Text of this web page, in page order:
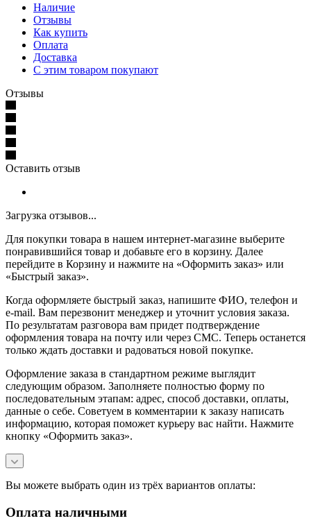
Наличие
Отзывы
Как купить
Оплата
Доставка
С этим товаром покупают
Отзывы
Оставить отзыв
Загрузка отзывов...
Для покупки товара в нашем интернет-магазине выберите
понравившийся товар и добавьте его в корзину. Далее
перейдите в Корзину и нажмите на «Оформить заказ» или
«Быстрый заказ».
Когда оформляете быстрый заказ, напишите ФИО, телефон и
e-mail. Вам перезвонит менеджер и уточнит условия заказа.
По результатам разговора вам придет подтверждение
оформления товара на почту или через СМС. Теперь останется
только ждать доставки и радоваться новой покупке.
Оформление заказа в стандартном режиме выглядит
следующим образом. Заполняете полностью форму по
последовательным этапам: адрес, способ доставки, оплаты,
данные о себе. Советуем в комментарии к заказу написать
информацию, которая поможет курьеру вас найти. Нажмите
кнопку «Оформить заказ».
Вы можете выбрать один из трёх вариантов оплаты:
Оплата наличными